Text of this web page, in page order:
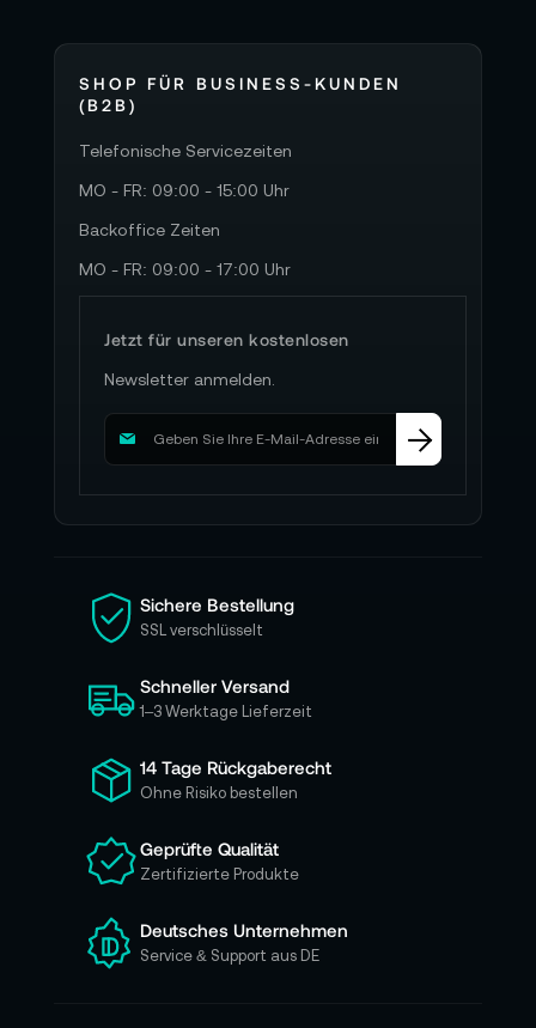
SHOP FÜR BUSINESS-KUNDEN
(B2B)
Telefonische Servicezeiten
MO - FR: 09:00 - 15:00 Uhr
Backoffice Zeiten
MO - FR: 09:00 - 17:00 Uhr
Jetzt für unseren kostenlosen
Newsletter anmelden.
M
d
i
e
s
c
h
ü
r
u
e
e
n
N
Sichere Bestellung
SSL verschlüsselt
Schneller Versand
1–3 Werktage Lieferzeit
14 Tage Rückgaberecht
Ohne Risiko bestellen
Geprüfte Qualität
Zertifizierte Produkte
Deutsches Unternehmen
Service & Support aus DE